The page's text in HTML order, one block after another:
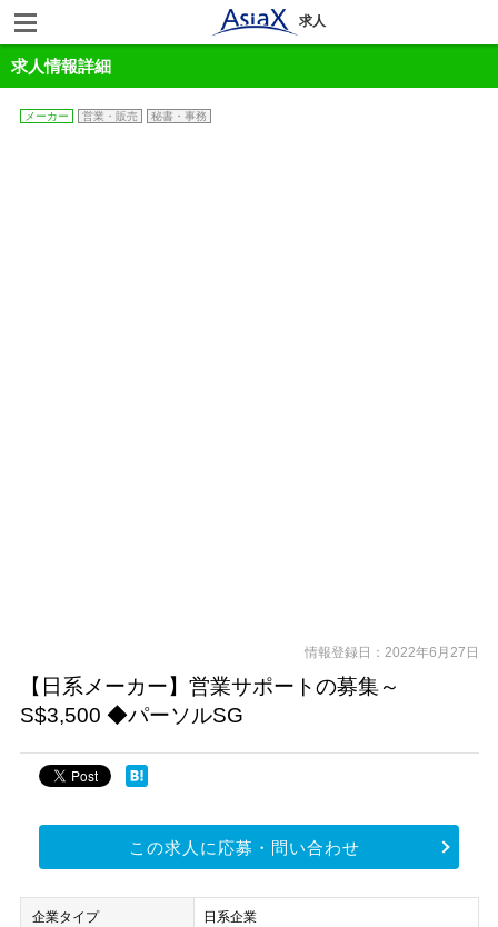
求人
求人情報詳細
メーカー 営業・販売 秘書・事務
情報登録日：2022年6月27日
【日系メーカー】営業サポートの募集～
S$3,500 ◆パーソルSG
この求人に応募・問い合わせ
企業タイプ 日系企業